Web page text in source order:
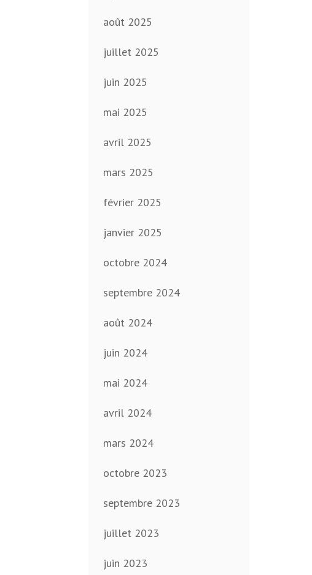
août 2025
juillet 2025
juin 2025
mai 2025
avril 2025
mars 2025
février 2025
janvier 2025
octobre 2024
septembre 2024
août 2024
juin 2024
mai 2024
avril 2024
mars 2024
octobre 2023
septembre 2023
juillet 2023
juin 2023